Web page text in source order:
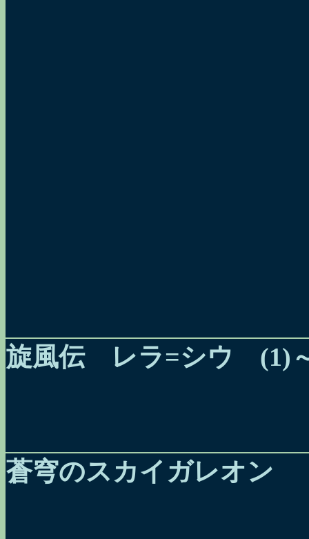
旋風伝 レラ=シウ (1)
蒼穹のスカイガレオン